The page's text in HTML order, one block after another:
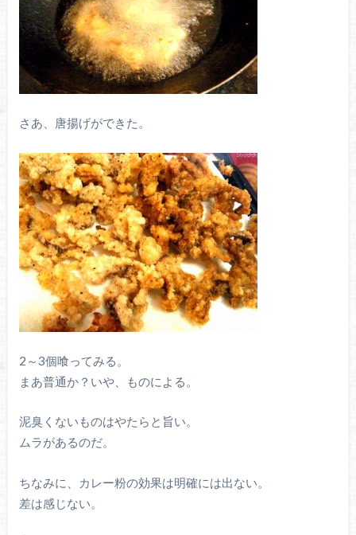
さあ、唐揚げができた。
2～3個喰ってみる。
まあ普通か？いや、ものによる。
泥臭くないものはやたらと旨い。
ムラがあるのだ。
ちなみに、カレー粉の効果は明確には出ない。
差は感じない。